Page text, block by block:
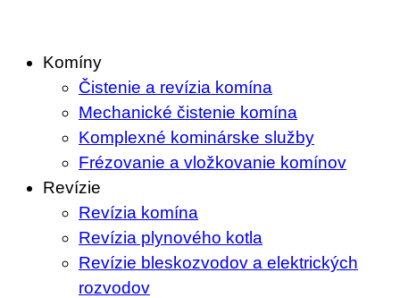
contentKomíny
Čistenie a revízia komína
Mechanické čistenie komína
Komplexné kominárske služby
Frézovanie a vložkovanie komínov
Revízie
Revízia komína
Revízia plynového kotla
Revízie bleskozvodov a elektrických
rozvodov